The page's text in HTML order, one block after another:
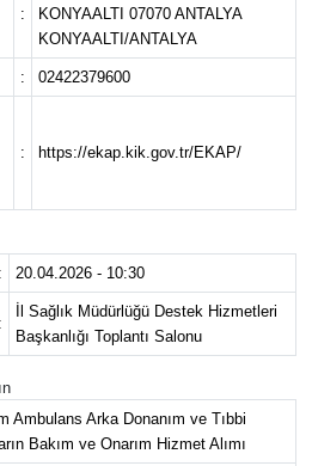
:
KONYAALTI 07070 ANTALYA
KONYAALTI/ANTALYA
: 02422379600
: https://ekap.kik.gov.tr/EKAP/
: 20.04.2026 - 10:30
:
İl Sağlık Müdürlüğü Destek Hizmetleri
Başkanlığı Toplantı Salonu
Ambulans Arka Donanım ve Tıbbi
Bakım ve Onarım Hizmet Alımı